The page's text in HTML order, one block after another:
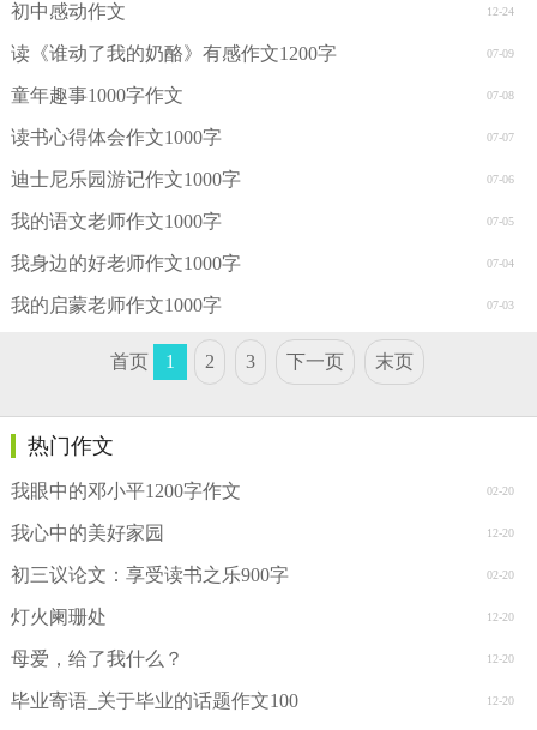
12-24
初中感动作文
07-09
读《谁动了我的奶酪》有感作文1200字
07-08
童年趣事1000字作文
07-07
读书心得体会作文1000字
07-06
迪士尼乐园游记作文1000字
07-05
我的语文老师作文1000字
07-04
我身边的好老师作文1000字
07-03
我的启蒙老师作文1000字
首页 1 2 3 下一页 末页
热门作文
02-20
我眼中的邓小平1200字作文
12-20
我心中的美好家园
02-20
初三议论文：享受读书之乐900字
12-20
灯火阑珊处
12-20
母爱，给了我什么？
12-20
毕业寄语_关于毕业的话题作文100